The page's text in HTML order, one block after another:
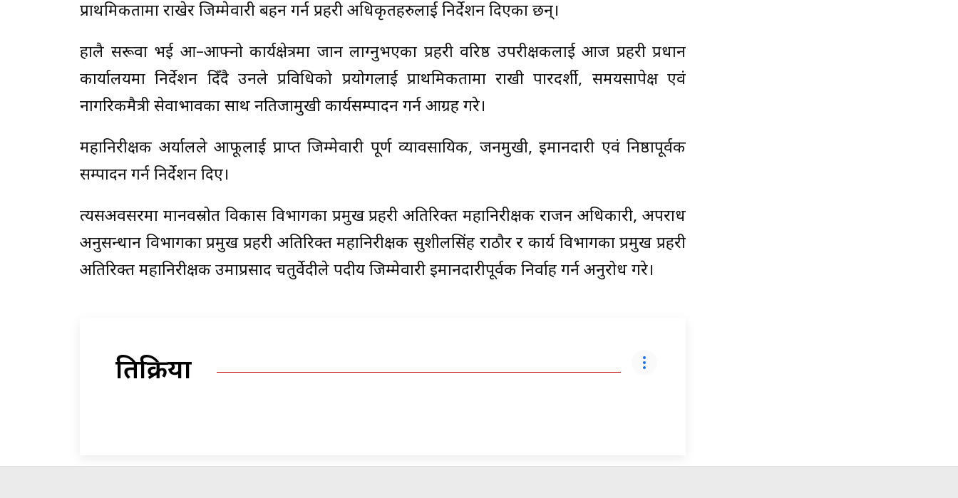
प्राथमिकतामा राखेर जिम्मेवारी बहन गर्न प्रहरी अधिकृतहरुलाई निर्देशन दिएका छन्।
हालै सरूवा भई आ–आफ्नो कार्यक्षेत्रमा जान लाग्नुभएका प्रहरी वरिष्ठ उपरीक्षकलाई आज प्रहरी प्रधान
कार्यालयमा निर्देशन दिँदै उनले प्रविधिको प्रयोगलाई प्राथमिकतामा राखी पारदर्शी, समयसापेक्ष एवं
नागरिकमैत्री सेवाभावका साथ नतिजामुखी कार्यसम्पादन गर्न आग्रह गरे।
महानिरीक्षक अर्यालले आफूलाई प्राप्त जिम्मेवारी पूर्ण व्यावसायिक, जनमुखी, इमानदारी एवं निष्ठापूर्वक
सम्पादन गर्न निर्देशन दिए।
त्यसअवसरमा मानवस्रोत विकास विभागका प्रमुख प्रहरी अतिरिक्त महानिरीक्षक राजन अधिकारी, अपराध
अनुसन्धान विभागका प्रमुख प्रहरी अतिरिक्त महानिरीक्षक सुशीलसिंह राठौर र कार्य विभागका प्रमुख प्रहरी
अतिरिक्त महानिरीक्षक उमाप्रसाद चतुर्वेदीले पदीय जिम्मेवारी इमानदारीपूर्वक निर्वाह गर्न अनुरोध गरे।
प्रतिक्रिया